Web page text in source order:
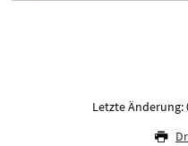
Letzte Änderung: